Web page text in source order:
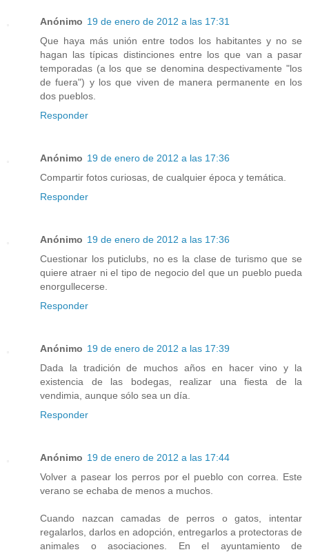
Anónimo 19 de enero de 2012 a las 17:31
Que haya más unión entre todos los habitantes y no se
hagan las típicas distinciones entre los que van a pasar
temporadas (a los que se denomina despectivamente "los
de fuera") y los que viven de manera permanente en los
dos pueblos.
Responder
Anónimo 19 de enero de 2012 a las 17:36
Compartir fotos curiosas, de cualquier época y temática.
Responder
Anónimo 19 de enero de 2012 a las 17:36
Cuestionar los puticlubs, no es la clase de turismo que se
quiere atraer ni el tipo de negocio del que un pueblo pueda
enorgullecerse.
Responder
Anónimo 19 de enero de 2012 a las 17:39
Dada la tradición de muchos años en hacer vino y la
existencia de las bodegas, realizar una fiesta de la
vendimia, aunque sólo sea un día.
Responder
Anónimo 19 de enero de 2012 a las 17:44
Volver a pasear los perros por el pueblo con correa. Este
verano se echaba de menos a muchos.
Cuando nazcan camadas de perros o gatos, intentar
regalarlos, darlos en adopción, entregarlos a protectoras de
animales o asociaciones. En el ayuntamiento de